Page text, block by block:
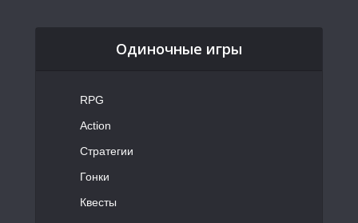
Одиночные игры
RPG
Action
Стратегии
Гонки
Квесты